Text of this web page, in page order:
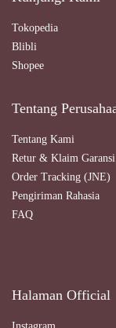
Tokopedia
Blibli
Shopee
Tentang
Tentang Kami
Retur & Klaim Garansi
Order Tracking (JNE)
Pengiriman Rahasia
FAQ
Halaman Official